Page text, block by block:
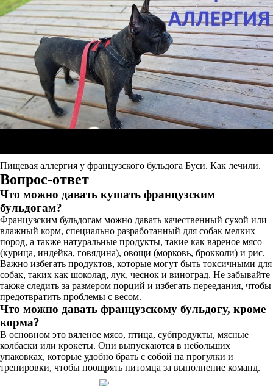
Пищевая аллергия у французского бульдога Буси. Как лечили.
Вопрос-ответ
Что можно давать кушать французским
бульдогам?
Французским бульдогам можно давать качественный сухой или
влажный корм, специально разработанный для собак мелких
пород, а также натуральные продукты, такие как вареное мясо
(курица, индейка, говядина), овощи (морковь, брокколи) и рис.
Важно избегать продуктов, которые могут быть токсичными для
собак, таких как шоколад, лук, чеснок и виноград. Не забывайте
также следить за размером порций и избегать переедания, чтобы
предотвратить проблемы с весом.
Что можно давать французскому бульдогу, кроме
корма?
В основном это вяленое мясо, птица, субпродукты, мясные
колбаски или крокеты. Они выпускаются в небольших
упаковках, которые удобно брать с собой на прогулки и
тренировки, чтобы поощрять питомца за выполнение команд.